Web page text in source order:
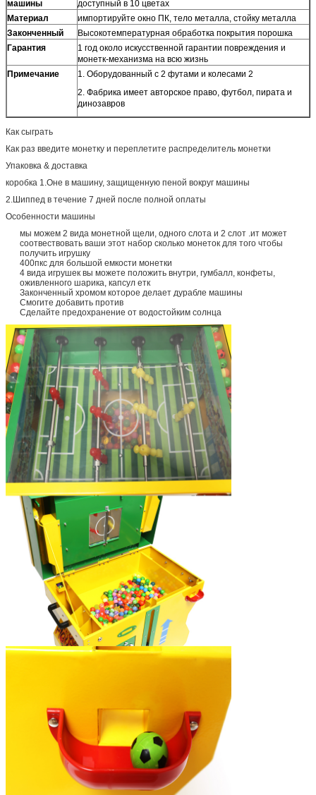
машины
доступный в 10 цветах
Материал
импортируйте окно ПК, тело металла, стойку металла
Законченный
Высокотемпературная обработка покрытия порошка
Гарантия
1 год около искусственной гарантии повреждения и
монетк-механизма на всю жизнь
Примечание
1. Оборудованный с 2 футами и колесами 2
2. Фабрика имеет авторское право, футбол, пирата и
динозавров
Как сыграть
Как раз введите монетку и переплетите распределитель монетки
Упаковка & доставка
коробка 1.Оне в машину, защищенную пеной вокруг машины
2.Шиппед в течение 7 дней после полной оплаты
Особенности машины
мы можем 2 вида монетной щели, одного слота и 2 слот .ит может
соотвествовать ваши этот набор сколько монеток для того чтобы
получить игрушку
400пкс для большой емкости монетки
4 вида игрушек вы можете положить внутри, гумбалл, конфеты,
оживленного шарика, капсул етк
Законченный хромом которое делает дурабле машины
Смогите добавить против
Сделайте предохранение от водостойким солнца